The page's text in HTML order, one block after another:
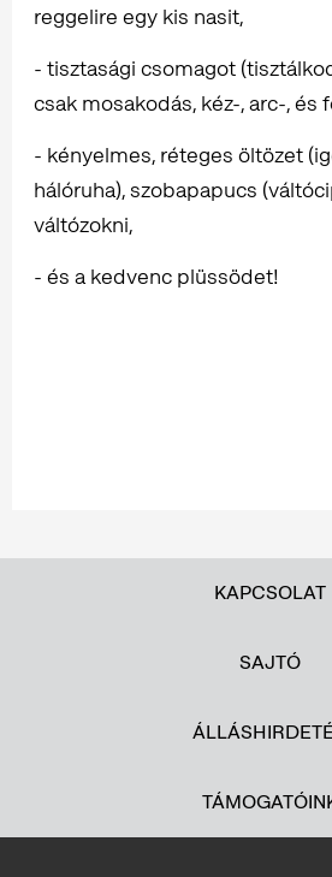
reggelire egy kis nasit,
- tisztasági csomagot
csak mosakodás, kéz-, arc-, és
- kényelmes, réteges öltözet
hálóruha), szobapapucs
váltózokni,
- és a kedvenc plüssödet!
KAPCSOLAT
SAJTÓ